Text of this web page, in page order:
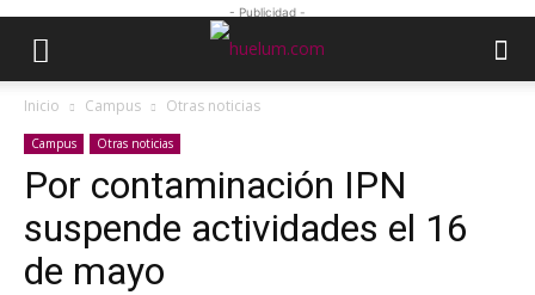
- Publicidad -
Inicio Campus Otras noticias
Campus Otras noticias
Por contaminación IPN
suspende actividades el 16
de mayo